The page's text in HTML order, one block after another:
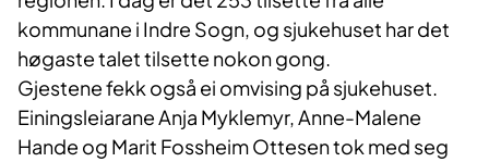
kommunane i Indre Sogn, og sjukehuset har det
høgaste talet tilsette nokon gong.
Gjestene fekk også ei omvising på sjukehuset.
Einingsleiarane Anja Myklemyr, Anne-Malene
Hande og Marit Fossheim Ottesen tok med seg